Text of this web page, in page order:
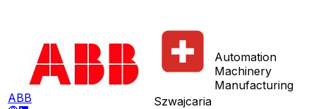
ABB Szwajcaria
Automation
Machinery
Manufacturing